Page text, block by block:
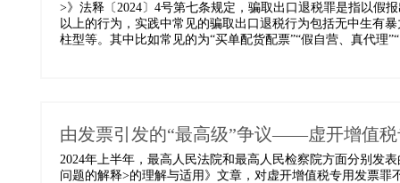
>》法释〔2024〕4号第​七条规定，骗取出口退税罪是指以假
以上的行为，实践中常见的骗取出口退税行为包括无中生有
柱型等。其中比如常见的为“买单配货配票”“假自营、真代理
由发票引发的“最高级”争议——虚开增值
2024年上半年，最高人民法院和最高人民检察院方面分别发
问题的解释>的理解与适用》文章，对虚开增值税专用发票